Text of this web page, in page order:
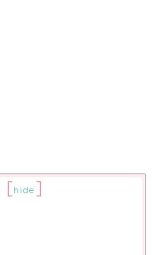
[hide ]